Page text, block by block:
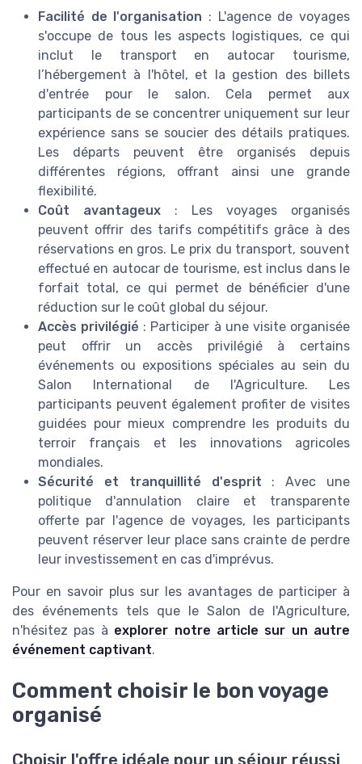
Facilité de l'organisation : L'agence de voyages
s'occupe de tous les aspects logistiques, ce qui
inclut le transport en autocar tourisme,
l’hébergement à l'hôtel, et la gestion des billets
d'entrée pour le salon. Cela permet aux
participants de se concentrer uniquement sur leur
expérience sans se soucier des détails pratiques.
Les départs peuvent être organisés depuis
différentes régions, offrant ainsi une grande
flexibilité.
Coût avantageux : Les voyages organisés
peuvent offrir des tarifs compétitifs grâce à des
réservations en gros. Le prix du transport, souvent
effectué en autocar de tourisme, est inclus dans le
forfait total, ce qui permet de bénéficier d'une
réduction sur le coût global du séjour.
Accès privilégié : Participer à une visite organisée
peut offrir un accès privilégié à certains
événements ou expositions spéciales au sein du
Salon International de l'Agriculture. Les
participants peuvent également profiter de visites
guidées pour mieux comprendre les produits du
terroir français et les innovations agricoles
mondiales.
Sécurité et tranquillité d'esprit : Avec une
politique d'annulation claire et transparente
offerte par l'agence de voyages, les participants
peuvent réserver leur place sans crainte de perdre
leur investissement en cas d'imprévus.
Pour en savoir plus sur les avantages de participer à
des événements tels que le Salon de l'Agriculture,
n'hésitez pas à explorer notre article sur un autre
événement captivant.
Comment choisir le bon voyage
organisé
Choisir l'offre idéale pour un séjour réussi